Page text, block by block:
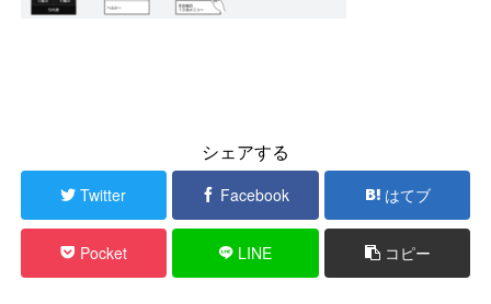
シェアする
Twitter Facebook はてブ
Pocket LINE コピー